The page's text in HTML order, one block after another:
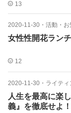
13
2020-11-30 ・ 活動・お
女性性開花ラン
12
2020-11-30 ・ ライテ
人生を最高に楽
義』を徹底せよ！